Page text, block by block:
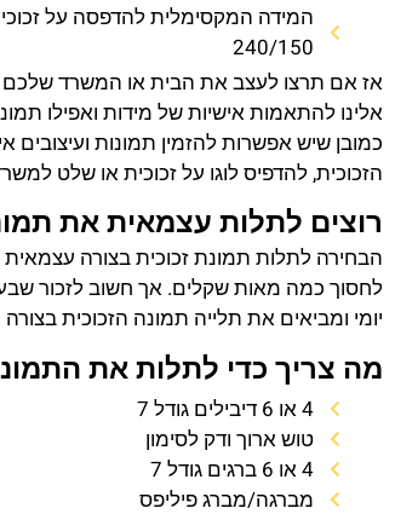
המידה המקסימלית להדפסה על
240/150
אז אם תרצו לעצב את הבית או המשרד שלכם
אלינו להתאמות אישיות של מידות ואפילו
כמובן שיש אפשרות להזמין תמונות ועיצובים
הזכוכית, להדפיס לוגו על זכוכית או שלט
רוצים לתלות עצמאית את
הבחירה לתלות תמונת זכוכית בצורה עצמאית
לחסוך כמה מאות שקלים. אך חשוב לזכור
יומי ומביאים את תלייה תמונה הזכוכית
מה צריך כדי לתלות את
4 או 6 דיבילים גודל 7
טוש ארוך ודק לסימון
4 או 6 ברגים גודל 7
מברגה/מברג פיליפס